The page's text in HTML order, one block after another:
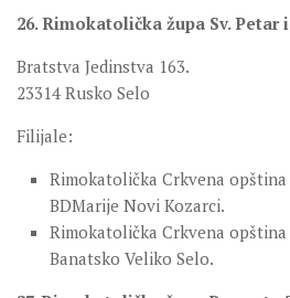
26. Rimokatolička župa Sv. Petar
Bratstva Jedinstva 163.
23314 Rusko Selo
Filijale:
Rimokatolička Crkvena opština
BDMarije Novi Kozarci.
Rimokatolička Crkvena opština
Banatsko Veliko Selo.